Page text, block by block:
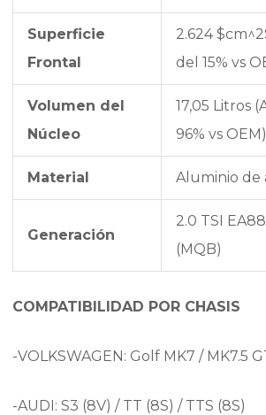
Superficie
Frontal
2.624
del 15% vs
Volumen del
Núcleo
17,05 Litros
96% vs OEM)
Material Aluminio de
Generación
2.0 TSI
(MQB)
COMPATIBILIDAD POR CHASIS
-VOLKSWAGEN: Golf MK7 / MK7.5
-AUDI: S3 (8V) / TT (8S) / TTS (8S)